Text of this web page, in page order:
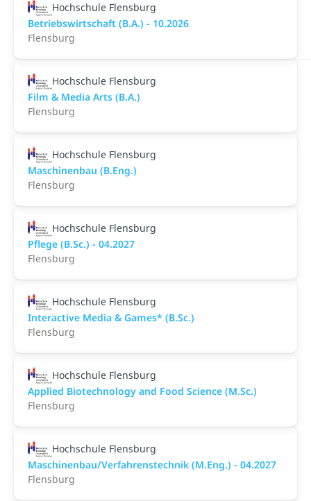
Hochschule Flensburg
Betriebswirtschaft (B.A.) - 10.2026
Flensburg
Hochschule Flensburg
Film & Media Arts (B.A.)
Flensburg
Hochschule Flensburg
Maschinenbau (B.Eng.)
Flensburg
Hochschule Flensburg
Pflege (B.Sc.) - 04.2027
Flensburg
Hochschule Flensburg
Interactive Media & Games* (B.Sc.)
Flensburg
Hochschule Flensburg
Applied Biotechnology and Food Science (M.Sc.)
Flensburg
Hochschule Flensburg
Maschinenbau/Verfahrenstechnik (M.Eng.) - 04.2027
Flensburg